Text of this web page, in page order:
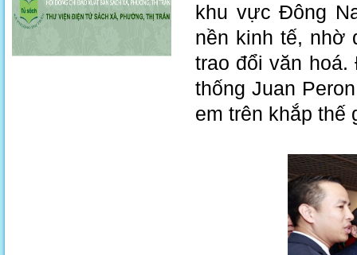
khu vực Đông
nền kinh tế, nhờ
trao đổi văn
thống Juan
em trên khắp thế